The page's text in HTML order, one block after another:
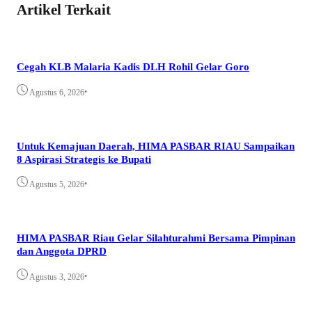
Artikel Terkait
Cegah KLB Malaria Kadis DLH Rohil Gelar Goro
Agustus 6, 2026•
Untuk Kemajuan Daerah, HIMA PASBAR RIAU Sampaikan
8 Aspirasi Strategis ke Bupati
Agustus 5, 2026•
HIMA PASBAR Riau Gelar Silahturahmi Bersama Pimpinan
dan Anggota DPRD
Agustus 3, 2026•